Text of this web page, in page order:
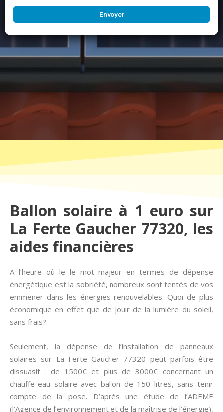
Envoyer
Ballon solaire à 1 euro sur
La Ferte Gaucher 77320, les
aides financières
A l’heure où le le mot majeur en termes de dépense
énergétique est la sobriété, nombreux sont tentés de vos
emmener dans les énergies renouvelables. Quoi de plus
économique en effet que de jouir de la lumière du soleil,
sans frais?
Seulement, la dépense de l’installation de panneaux
solaires sur La Ferte Gaucher 77320 peut parfois être
dissuasif : de 1500€ et plus de 3000€ concernant un
chauffe-eau solaire avec ballon de 150 litres, sans tenir
compte de la pose. D’après une étude de l’ADEME
(l’Agence de l’environnement et de la maîtrise de l’énergie),